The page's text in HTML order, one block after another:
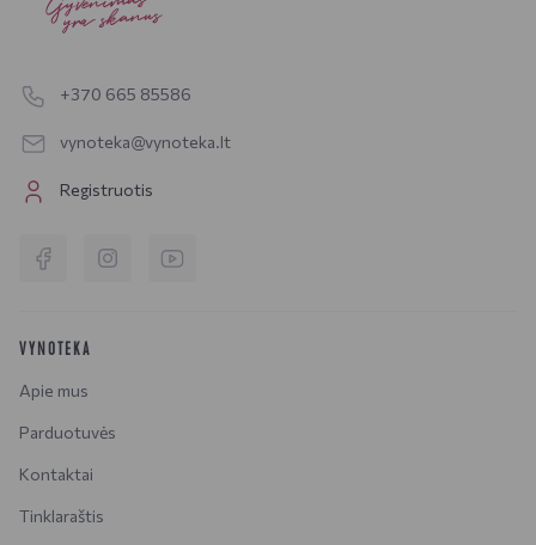
+370 665 85586
vynoteka@vynoteka.lt
Registruotis
VYNOTEKA
Apie mus
Parduotuvės
Kontaktai
Tinklaraštis